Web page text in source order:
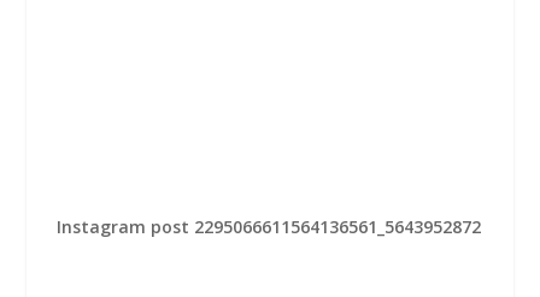
Instagram post 2295066611564136561_5643952872